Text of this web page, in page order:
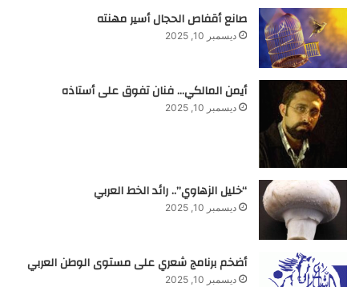
صانع أقفاص الحجال أسير مهنته
ديسمبر 10, 2025
أيمن المالكي… فنان تفوق على أستاذه
ديسمبر 10, 2025
“خليل الزهاوي”.. رائد الخط العربي
ديسمبر 10, 2025
أضخم برنامج شعري على مستوى الوطن العربي
ديسمبر 10, 2025